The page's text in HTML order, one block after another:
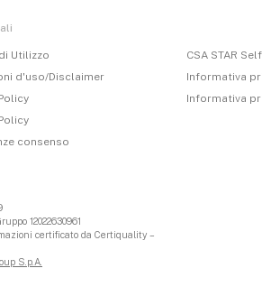
Utilizzo
d'uso/Disclaimer
consenso
CSA STAR
Informativa
Informativa
12022630961
certificato da Certiquality –
S.p.A.